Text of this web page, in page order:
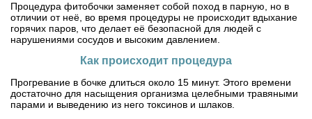
Процедура фитобочки заменяет собой поход в парную, но в
отличии от неё, во время процедуры не происходит вдыхание
горячих паров, что делает её безопасной для людей с
нарушениями сосудов и высоким давлением.
Как происходит процедура
Прогревание в бочке длиться около 15 минут. Этого времени
достаточно для насыщения организма целебными травяными
парами и выведению из него токсинов и шлаков.